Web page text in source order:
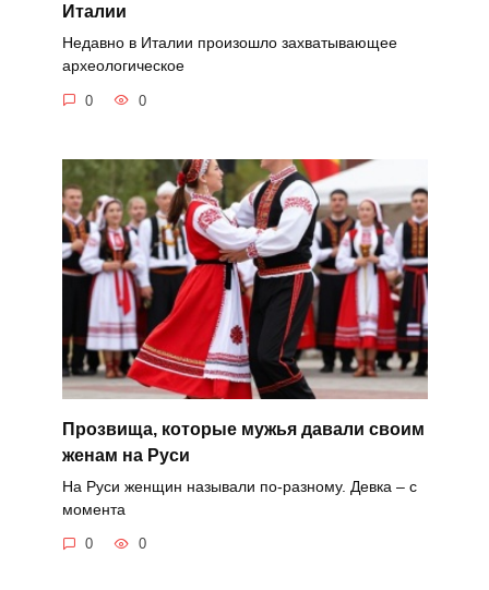
Италии
Недавно в Италии произошло захватывающее
археологическое
0 0
Прозвища, которые мужья давали своим
женам на Руси
На Руси женщин называли по-разному. Девка – с
момента
0 0